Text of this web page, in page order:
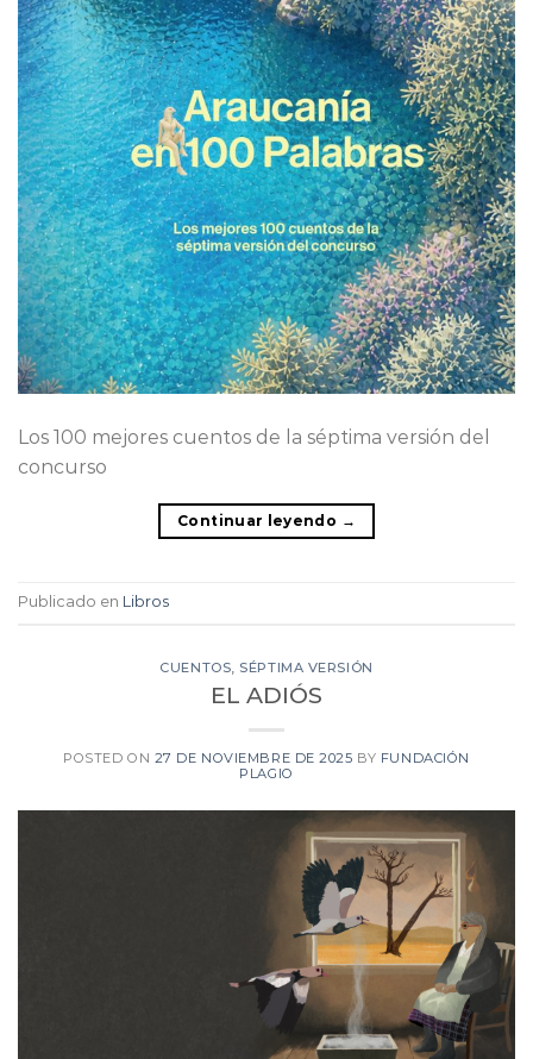
Los 100 mejores cuentos de la séptima versión del
concurso
Continuar leyendo →
Publicado en Libros
CUENTOS SÉPTIMA VERSIÓN
EL ADIÓS
POSTED ON 27 DE NOVIEMBRE DE 2025 BY FUNDACIÓN
PLAGIO